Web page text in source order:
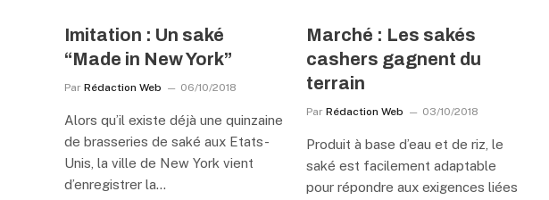
Imitation : Un saké
“Made in New York”
Par Rédaction Web 06/10/2018
Alors qu’il existe déjà une quinzaine
de brasseries de saké aux Etats-
Unis, la ville de New York vient
d’enregistrer la…
Marché : Les sakés
cashers gagnent du
terrain
Par Rédaction Web 03/10/2018
Produit à base d’eau et de riz, le
saké est facilement adaptable
pour répondre aux exigences liées